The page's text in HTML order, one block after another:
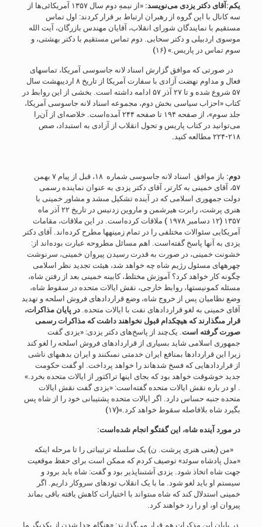
یکم: آقای دکتر یزدی می‌نویسد:
«از نیمهِ دوم سال ۱۳۵۷ آمریکائی‌ها از
سه کانال با این گروه از رهبران ارتباط بر قرار کردند: اول تماس
مستقیم با نمایندگان شورای انقلاب، آقایان مهندس بازرگان، آیت الله
موسوی اردبیلی و دکتر سحابی. دوم تماس مستقیم با دکتر بهشتی، و
سوم تماس در پاریس.» (۱۶)
در صورتی که موافق گزارش اسناد لانه جاسوسی آمریکا، تماسهاى
فعال و مداوم نهضت آزادى با سفارت آمریکا از تاریخ ۸ اردیبهشت سال
۵۷ شروع شده و تا ۲۷ آذر ۵۷ ادامه داشته است. بخشى از این روابط در
کتاب «احزاب سیاسى بخش دوم، مجموعه اسناد لانه جاسوسى آمریکا،
جلد سوم»، از صفحه ۱۹۴ تا صفحه ۲۴۴ آمده‌است. خلاصه‌ای از آن‌را
می‌توانید در کتاب پاریس و تحول انقلاب از آزادی به استبداد، صص
۲۱۸-۲۲۴ مطالعه کنید
.
دوم:
باز موافق اسناد لانه جاسوسی شماره ۱۸، قبل از پیام ۷ بهمن
۵۷، آقای خمینی به کارتر، آقای دکتر یزدی به عنوان نماینده رسمى
دولت جمهورى اسلامى که در آینده تشکیل مى‏شد و مشاور خمینی با
هنرى پرشت، رابرت هیرشمن و ماروین زدنیس در تاریخ ۲۲ آذر ماه
۱۳۵۷ (۱۲ دسامبر ۱۹۷۸ ) ملاقات کرده‌است. در این ملاقات، مقامات
آمریکایى سئوالات مختلفى را در تمام زمینه‏ها مطرح کرده‌اند. آقاى دکتر
یزدى به آنها پاسخ گفته‌است. اهم مسائل مطروحه عبارت بوده‌اند از:
خشونت خمینى، در صورت به قدرت رسیدن پیروان خمینى، سرنوشت
چهره‏هاى مسئول رژیم شاه چه خواهد شد، هیئت تجدید نظر اسلامى
چگونه کار خواهد کرد؟ آموزش مختلط، کابینه خمینى بعد از رفتن شاه،
مسئله کمونیستها، روابط خارجى، نقش ایالات متحده در سقوط شاه،
وضع نظامیان پس از خروج شاه، وضع قراردادهاى فروش اسلحه و تهدید
آقاى خمینى به لغو قراردادهاى نفت با ایالات متحده. در پایان مذاکرات،
قرار مى‏گذارند که هیچکدام قبول نخواهند داشت که مذاکرات رسمى
صورت گرفته است. یک‌چند از پاسخ‌های دکتر یزدی: «یزدى گفت
جمهورى اسلامى شاید بسیارى از قراردادهاى فروش اسلحه را لغو کند
زیرا این قراردادها بمنافع ایران خدمتى نمى‏کنند و ایران بدهى‏هاى ناشى
از قراردادهایى که فسخ شده‏اند را خواهد پرداخت. او گفت حکومت
جدید خوشوقت خواهد بود که بجاى اینها تراکتور از ایالات متحده بخرد.»
. او در باره نقش ایالات متحده گفته‌است: «یزدى گفت نقش ایالات
متحده جنبه حساس دارد. اگر ایالات متحده پشتیبانى خود را از شاه پس
بگیرد شاه بلافاصله سقوط خواهد کرد.»(۱۷)
در مورد آینده شاه، این گفتگو انجام شده‌است:
«من (یعنى هنرى پرشت. ن) یک سلسله ترتیباتى را تا مرحله اینکه
«مدل پادشاه سوئد» توصیف کردم که ممکن است براى حفظ موقعیت
جهت شاه اتخاذ شود. یزدى آشتى‏ناپذیر بود و گفت: شاه باید برود و
سیستم او باید لغو شود. ما با یک انقلاب توده‏اى سروکار داریم. اگر
خمینى استدلال کند که شاه مى‏تواند با اختیارات کاهش یافته باقى بماند
پیروان او، او را رد خواهند کرد.
در پایان این مذکرات هم قرار می‌گذارند: «هنگام جدا شدن از یکدیگر ما